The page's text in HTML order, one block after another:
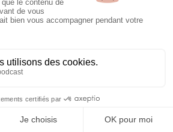
et USA, fondatrice deCustomer
en Digital, Mobile et Retail aux
avec succès ces stratégies
aux U.S.